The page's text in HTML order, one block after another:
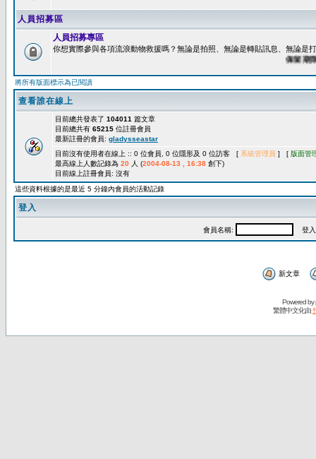
人員招募區
人員招募專區
你想實際參與各項流浪動物救援嗎？無論是拍照、無論是轉貼訊息、無論是
保留期限：
將所有版面標示為已閱讀
查看誰在線上
目前總共發表了 104011 篇文章
目前總共有 65215 位註冊會員
最新註冊的會員: gladysseastar
目前沒有使用者在線上 :: 0 位會員, 0 位隱形及 0 位訪客 [ 系統管理員 ] [ 版面管
最高線上人數記錄為 20 人 (2004-08-13 , 16:38 創下)
目前線上註冊會員: 沒有
這些資料根據的是最近 5 分鐘內會員的活動記錄
登入
會員名稱: 登入
新文章
Powered by
繁體中文化由